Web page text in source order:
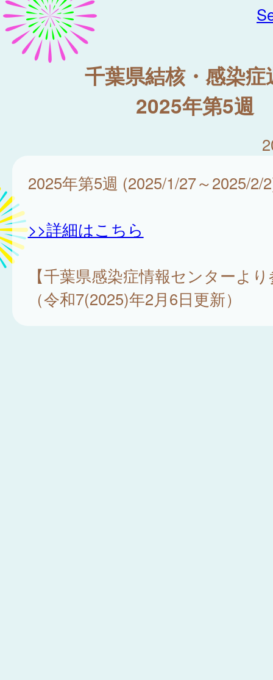
千葉県結核・感染症
2025年第5週
2025年第5週 (2025/1/27～2025/2/
>>詳細はこちら
【千葉県感染症情報センターよ
（令和7(2025)年2月6日更新）